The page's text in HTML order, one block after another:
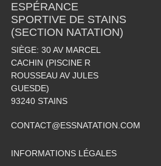
ESPÉRANCE
SPORTIVE DE STAINS
(SECTION NATATION)
SIÈGE: 30 AV MARCEL
CACHIN (PISCINE R
ROUSSEAU AV JULES
GUESDE)
93240 STAINS
CONTACT@ESSNATATION.COM
INFORMATIONS LÉGALES